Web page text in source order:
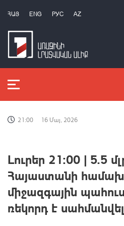
ՀԱՅ ENG РУС AZ
21:00 16 Մայ, 2026
Լուրեր 21:00 | 5.5
Հայաստանի
միջազգային
ռեկորդ է սահմանվել